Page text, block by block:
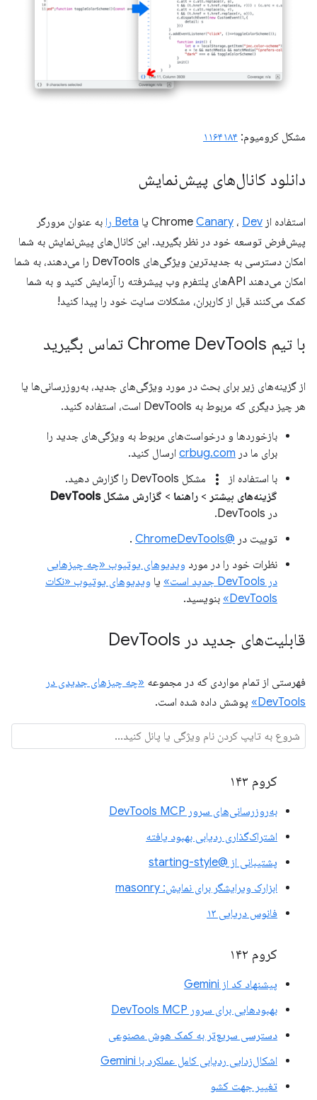
مشکل کرومیوم: ۱۱۶۴۱۸۴
دانلود کانال‌های پیش‌نمایش
استفاده از Chrome Canary ، Dev یا Beta را
به عنوان مرورگر
پیش‌فرض توسعه خود در نظر بگیرید. این کانال‌های پیش‌نمایش به شما
امکان دسترسی به جدیدترین ویژگی‌های DevTools را می‌دهند، به شما
امکان می‌دهند APIهای پلتفرم وب پیشرفته را آزمایش کنید و به شما
کمک می‌کنند قبل از کاربران، مشکلات سایت خود را پیدا کنید!
با تیم Chrome Dev Tools تماس بگیرید
از گزینه‌های زیر برای بحث در مورد ویژگی‌های جدید، به‌روزرسانی‌ها یا
هر چیز دیگری که مربوط به DevTools است، استفاده کنید.
بازخوردها و درخواست‌های مربوط به ویژگی‌های جدید را
برای ما در crbug.com ارسال کنید.
با استفاده از
more_vert
مشکل DevTools را گزارش دهید.
گزینه‌های بیشتر > راهنما > گزارش مشکل DevTools
در DevTools.
توییت در @ChromeDevTools
.
نظرات خود را در مورد ویدیوهای یوتیوب «چه چیزهایی
در DevTools جدید است»
یا ویدیوهای یوتیوب «نکات
DevTools»
بنویسید.
قابلیت‌های جدید در Dev Tools
فهرستی از تمام مواردی که در مجموعه «چه چیزهای جدیدی در
DevTools»
پوشش داده شده است.
کروم ۱۴۳
به‌روزرسانی‌های سرور DevTools MCP
اشتراک‌گذاری ردیابی بهبود یافته
پشتیبانی از @starting-style
ابزارک ویرایشگر برای نمایش: masonry
فانوس دریایی ۱۳
کروم ۱۴۲
پیشنهاد کد از Gemini
بهبودهایی برای سرور DevTools MCP
دسترسی سریع‌تر به کمک هوش مصنوعی
اشکال‌زدایی ردیابی کامل عملکرد با Gemini
تغییر جهت کشو